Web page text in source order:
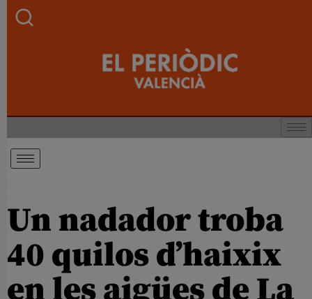
Un nadador troba
40 quilos d’haixix
en les aigües de La